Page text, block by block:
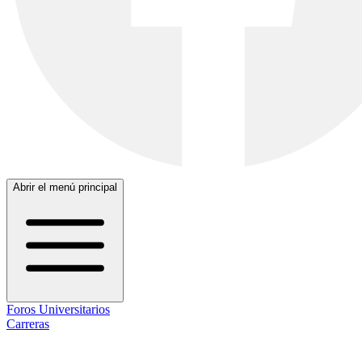
Abrir el menú principal
Foros Universitarios
Carreras